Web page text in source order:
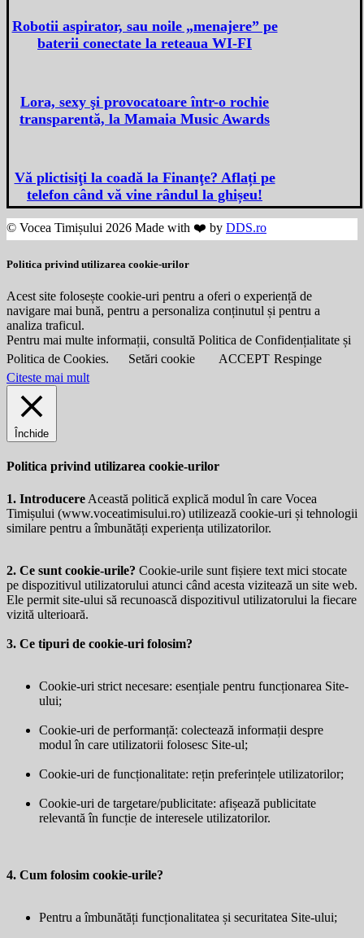
Robotii aspirator, sau noile „menajere” pe
baterii conectate la reteaua WI-FI
Lora, sexy şi provocatoare într-o rochie
transparentă, la Mamaia Music Awards
Vă plictisiţi la coadă la Finanţe? Aflați pe
telefon când vă vine rândul la ghișeu!
© Vocea Timișului 2026 Made with ❤️ by DDS.ro
Politica privind utilizarea cookie-urilor
Acest site folosește cookie-uri pentru a oferi o experiență de
navigare mai bună, pentru a personaliza conținutul și pentru a
analiza traficul.
Pentru mai multe informații, consultă Politica de Confidențialitate și
Politica de Cookies.
Setări cookie ACCEPT Respinge
Citeste mai mult
Închide
Politica privind utilizarea cookie-urilor
1. Introducere Această politică explică modul în care Vocea
Timișului (www.voceatimisului.ro) utilizează cookie-uri și tehnologii
similare pentru a îmbunătăți experiența utilizatorilor.
2. Ce sunt cookie-urile? Cookie-urile sunt fișiere text mici stocate
pe dispozitivul utilizatorului atunci când acesta vizitează un site web.
Ele permit site-ului să recunoască dispozitivul utilizatorului la fiecare
vizită ulterioară.
3. Ce tipuri de cookie-uri folosim?
Cookie-uri strict necesare: esențiale pentru funcționarea Site-
ului;
Cookie-uri de performanță: colectează informații despre
modul în care utilizatorii folosesc Site-ul;
Cookie-uri de funcționalitate: rețin preferințele utilizatorilor;
Cookie-uri de targetare/publicitate: afișează publicitate
relevantă în funcție de interesele utilizatorilor.
4. Cum folosim cookie-urile?
Pentru a îmbunătăți funcționalitatea și securitatea Site-ului;